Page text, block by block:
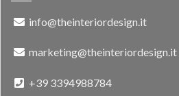
info@theinteriordesign.it
marketing@theinteriordesign.it
+39 3394988784